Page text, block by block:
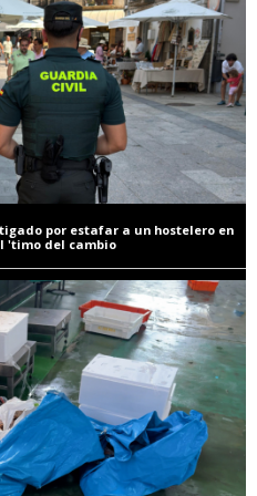
por estafar a un hostelero en
'timo del cambio